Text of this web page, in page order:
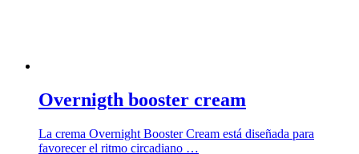
Overnigth booster cream
La crema Overnight Booster Cream está diseñada para
favorecer el ritmo circadiano …